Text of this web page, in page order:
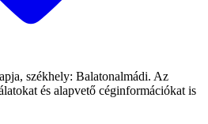
székhely: Balatonalmádi. Az
és alapvető céginformációkat is